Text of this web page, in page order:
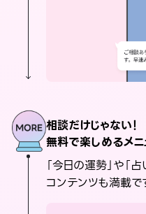
相談だけじゃない！
無料で楽しめるメ
「今日の運勢」や「
コンテンツも満載で